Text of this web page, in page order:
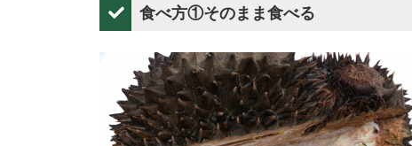
食べ方①そのまま食べる